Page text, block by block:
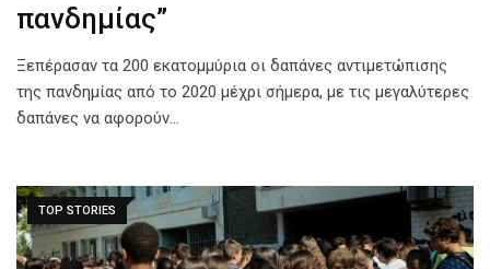
πανδημίας”
Ξεπέρασαν τα 200 εκατομμύρια οι δαπάνες αντιμετώπισης
της πανδημίας από το 2020 μέχρι σήμερα, με τις μεγαλύτερες
δαπάνες να αφορούν…
TOP STORIES